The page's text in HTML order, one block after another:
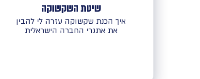
שיטת השקשוקה
איך הכנת שקשוקה עזרה לי להבין
את אתגרי החברה הישראלית